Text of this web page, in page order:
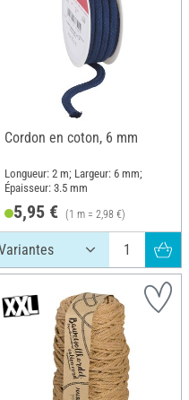
Cordon en coton, 6 mm
Longueur: 2 m; Largeur: 6 mm;
Épaisseur: 3.5 mm
5,95 € (1 m = 2,98 €)